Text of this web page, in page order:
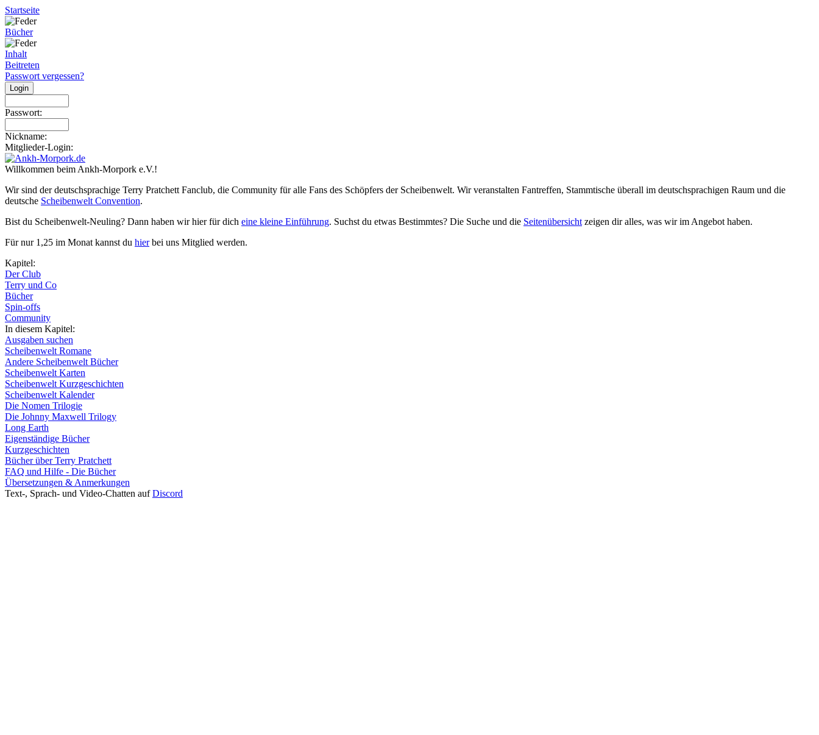
Startseite
Bücher
Inhalt
Beitreten
Passwort vergessen?
Passwort:
Nickname:
Mitglieder-Login:
Willkommen beim Ankh-Morpork e.V.!
Wir sind der deutschsprachige Terry Pratchett Fanclub, die Community für alle Fans des Schöpfers der Scheibenwelt. Wir veranstalten Fantreffen, Stammtische überall im deutschsprachigen Raum und die
deutsche Scheibenwelt Convention.
Bist du Scheibenwelt-Neuling? Dann haben wir hier für dich eine kleine Einführung. Suchst du etwas Bestimmtes? Die Suche und die Seitenübersicht zeigen dir alles, was wir im Angebot haben.
Für nur 1,25 im Monat kannst du hierbei uns Mitglied werden.
Kapitel:
Der Club
Terry und Co
Bücher
Spin-offs
Community
In diesem Kapitel:
Ausgaben suchen
Scheibenwelt Romane
Andere Scheibenwelt Bücher
Scheibenwelt Karten
Scheibenwelt Kurzgeschichten
Scheibenwelt Kalender
Die Nomen Trilogie
Die Johnny Maxwell Trilogy
Long Earth
Eigenständige Bücher
Kurzgeschichten
Bücher über Terry Pratchett
FAQ und Hilfe - Die Bücher
Übersetzungen & Anmerkungen
Text-, Sprach- und Video-Chatten aufDiscord